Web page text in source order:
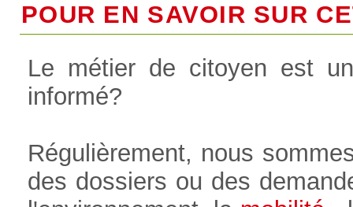
POUR EN SAVOIR SUR
Le métier de citoyen est
informé?
Régulièrement, nous
des dossiers ou des